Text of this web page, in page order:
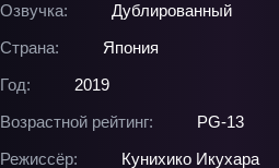
Озвучка:
Дублированный
Страна:
Япония
Год:
2019
Возрастной рейтинг:
PG-13
Режиссёр:
Кунихико Икухара